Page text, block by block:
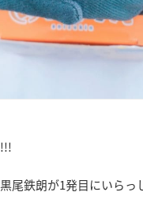
尾鉄朗が1発目にいらっ